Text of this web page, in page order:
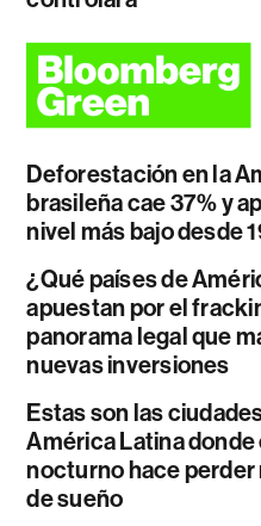
Deforestación en la
brasileña cae 37% y
nivel más bajo desde
¿Qué países de
apuestan por el
panorama legal que
nuevas inversiones
Estas son las
América Latina donde
nocturno hace perder
de sueño